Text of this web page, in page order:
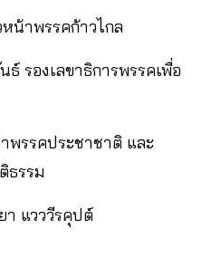
น้าพรรคก้าวไกล
รองเลขาธิการพรรคเพื่อ
พรรคประชาชาติ และ
ธรรม
แวววีรคุปต์